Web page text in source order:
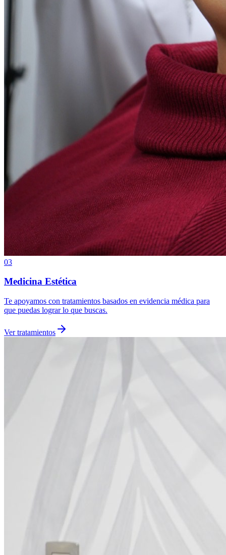
03
Medicina Estética
Te apoyamos con tratamientos basados en evidencia médica para
que puedas lograr lo que buscas.
Ver tratamientos